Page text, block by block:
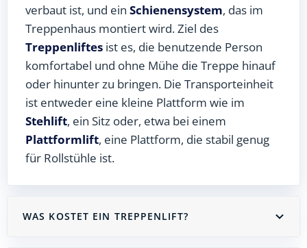
verbaut ist, und ein Schienensystem, das im
Treppenhaus montiert wird. Ziel des
Treppenliftes ist es, die benutzende Person
komfortabel und ohne Mühe die Treppe hinauf
oder hinunter zu bringen. Die Transporteinheit
ist entweder eine kleine Plattform wie im
Stehlift, ein Sitz oder, etwa bei einem
Plattformlift, eine Plattform, die stabil genug
für Rollstühle ist.
WAS KOSTET EIN TREPPENLIFT?